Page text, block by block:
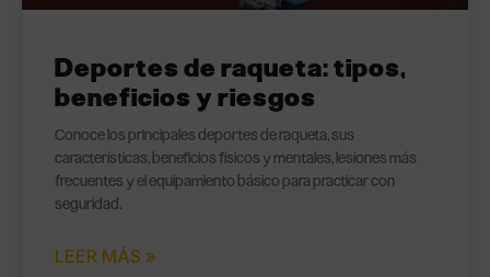
Deportes de raqueta: tipos,
beneficios y riesgos
Conoce los principales deportes de raqueta, sus
características, beneficios físicos y mentales, lesiones más
frecuentes y el equipamiento básico para practicar con
seguridad.
LEER MÁS »